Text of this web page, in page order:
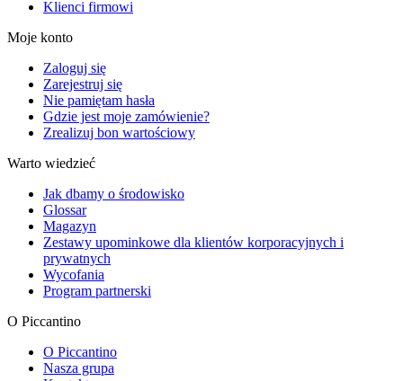
Klienci firmowi
Moje konto
Zaloguj się
Zarejestruj się
Nie pamiętam hasła
Gdzie jest moje zamówienie?
Zrealizuj bon wartościowy
Warto wiedzieć
Jak dbamy o środowisko
Glossar
Magazyn
Zestawy upominkowe dla klientów korporacyjnych i
prywatnych
Wycofania
Program partnerski
O Piccantino
O Piccantino
Nasza grupa